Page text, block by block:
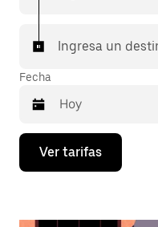
Ingresa un
Fecha
Presiona
flecha
Ver tarifas